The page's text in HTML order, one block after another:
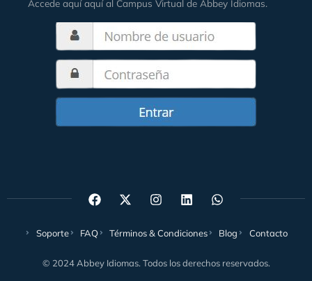
Accede aquí aquí al Campus Virtual de Abbey Idiomas.
Soporte FAQ Términos & Condiciones Blog Contacto
© 2024 Abbey Idiomas. Todos los derechos reservados.